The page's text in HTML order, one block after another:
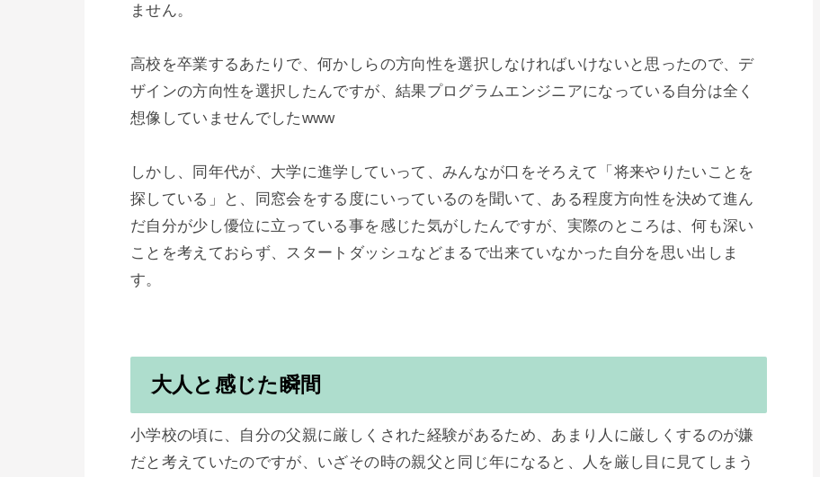
ません。
高校を卒業するあたりで、何かしらの方向性を選択しなければいけないと思ったので、デ
ザインの方向性を選択したんですが、結果プログラムエンジニアになっている自分は全く
想像していませんでしたwww
しかし、同年代が、大学に進学していって、みんなが口をそろえて「将来やりたいことを
探している」と、同窓会をする度にいっているのを聞いて、ある程度方向性を決めて進ん
だ自分が少し優位に立っている事を感じた気がしたんですが、実際のところは、何も深い
ことを考えておらず、スタートダッシュなどまるで出来ていなかった自分を思い出しま
す。
大人と感じた瞬間
小学校の頃に、自分の父親に厳しくされた経験があるため、あまり人に厳しくするのが嫌
だと考えていたのですが、いざその時の親父と同じ年になると、人を厳し目に見てしまう